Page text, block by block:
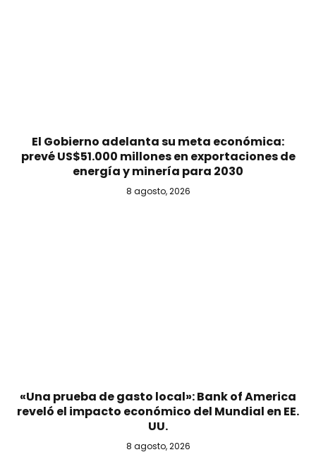
El Gobierno adelanta su meta económica:
prevé US$51.000 millones en exportaciones de
energía y minería para 2030
8 agosto, 2026
«Una prueba de gasto local»: Bank of America
reveló el impacto económico del Mundial en EE.
UU.
8 agosto, 2026